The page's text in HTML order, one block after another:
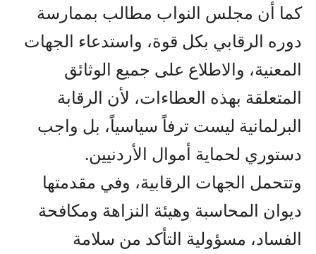
كما أن مجلس النواب مطالب بممارسة
دوره الرقابي بكل قوة، واستدعاء الجهات
المعنية، والاطلاع على جميع الوثائق
المتعلقة بهذه العطاءات، لأن الرقابة
البرلمانية ليست ترفاً سياسياً، بل واجب
دستوري لحماية أموال الأردنيين.
وتتحمل الجهات الرقابية، وفي مقدمتها
ديوان المحاسبة وهيئة النزاهة ومكافحة
الفساد، مسؤولية التأكد من سلامة